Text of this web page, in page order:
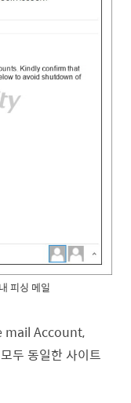
피싱 메일
mail Account,
두 동일한 사이트